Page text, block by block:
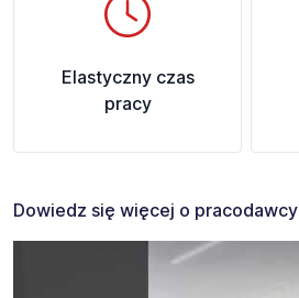
Elastyczny czas
pracy
Dowiedz się więcej o pracodawcy